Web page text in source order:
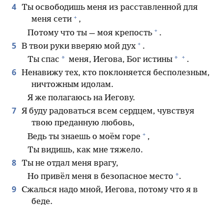
4 Ты освободишь меня из расставленной для
меня сети + ,
Потому что ты — моя крепость + .
5 В твои руки вверяю мой дух + .
Ты спас * меня, Иегова, Бог истины * + .
6 Ненавижу тех, кто поклоняется бесполезным,
ничтожным идолам.
Я же полагаюсь на Иегову.
7 Я буду радоваться всем сердцем, чувствуя
твою преданную любовь,
Ведь ты знаешь о моём горе + ,
Ты видишь, как мне тяжело.
8 Ты не отдал меня врагу,
Но привёл меня в безопасное место *.
9 Сжалься надо мной, Иегова, потому что я в
беде.